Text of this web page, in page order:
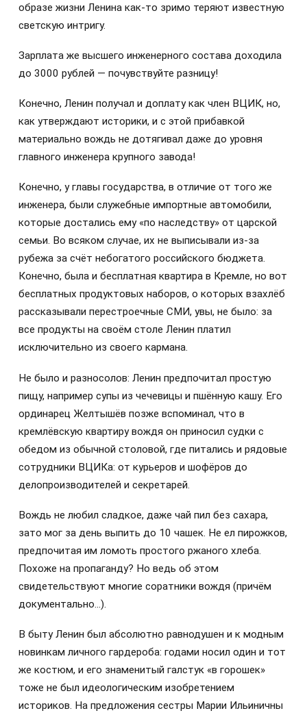
образе жизни Ленина как-то зримо теряют известную
светскую интригу.
Зарплата же высшего инженерного состава доходила
до 3000 рублей — почувствуйте разницу!
Конечно, Ленин получал и доплату как член ВЦИК, но,
как утверждают историки, и с этой прибавкой
материально вождь не дотягивал даже до уровня
главного инженера крупного завода!
Конечно, у главы государства, в отличие от того же
инженера, были служебные импортные автомобили,
которые достались ему «по наследству» от царской
семьи. Во всяком случае, их не выписывали из-за
рубежа за счёт небогатого российского бюджета.
Конечно, была и бесплатная квартира в Кремле, но вот
бесплатных продуктовых наборов, о которых взахлёб
рассказывали перестроечные СМИ, увы, не было: за
все продукты на своём столе Ленин платил
исключительно из своего кармана.
Не было и разносолов: Ленин предпочитал простую
пищу, например супы из чечевицы и пшённую кашу. Его
ординарец Желтышёв позже вспоминал, что в
кремлёвскую квартиру вождя он приносил судки с
обедом из обычной столовой, где питались и рядовые
сотрудники ВЦИКа: от курьеров и шофёров до
делопроизводителей и секретарей.
Вождь не любил сладкое, даже чай пил без сахара,
зато мог за день выпить до 10 чашек. Не ел пирожков,
предпочитая им ломоть простого ржаного хлеба.
Похоже на пропаганду? Но ведь об этом
свидетельствуют многие соратники вождя (причём
документально…).
В быту Ленин был абсолютно равнодушен и к модным
новинкам личного гардероба: годами носил один и тот
же костюм, и его знаменитый галстук «в горошек»
тоже не был идеологическим изобретением
историков. На предложения сестры Марии Ильиничны